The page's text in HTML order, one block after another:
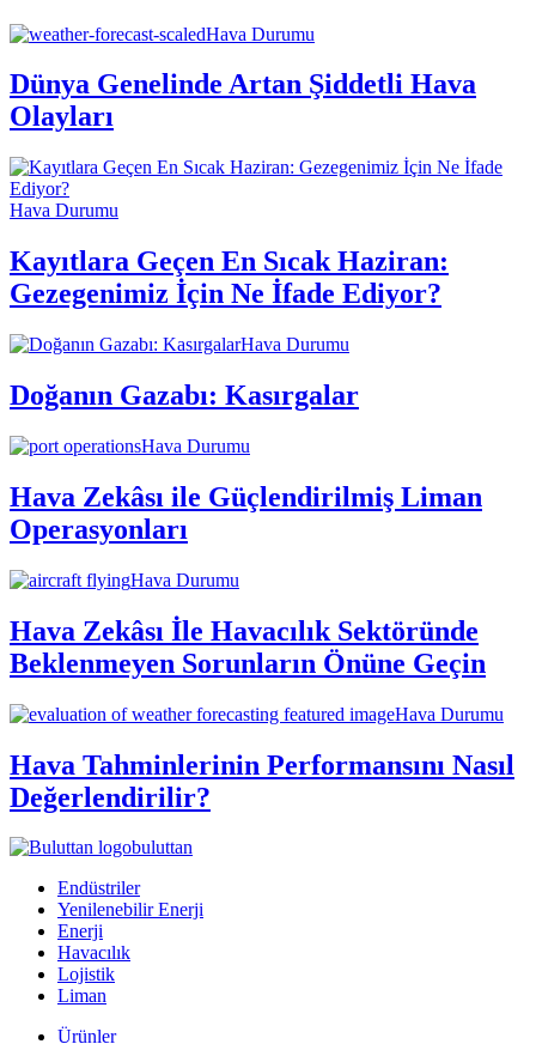
Hava Durumu
Dünya Genelinde Artan Şiddetli Hava
Olayları
Hava Durumu
Kayıtlara Geçen En Sıcak Haziran:
Gezegenimiz İçin Ne İfade Ediyor?
Hava Durumu
Doğanın Gazabı: Kasırgalar
Hava Durumu
Hava Zekâsı ile Güçlendirilmiş Liman
Operasyonları
Hava Durumu
Hava Zekâsı İle Havacılık Sektöründe
Beklenmeyen Sorunların Önüne Geçin
Hava Durumu
Hava Tahminlerinin Performansını Nasıl
Değerlendirilir?
buluttan
Endüstriler
Yenilenebilir Enerji
Enerji
Havacılık
Lojistik
Liman
Ürünler